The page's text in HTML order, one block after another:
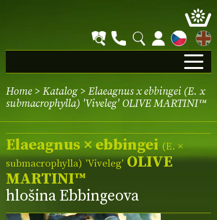
EN
Home > Katalog> Elaeagnus x ebbingei (E. x
submacrophylla) 'Viveleg' OLIVE MARTINI™
Elaeagnus × ebbingei (E. ×
submacrophylla) 'Viveleg'OLIVE
MARTINI™
hlošina Ebbingeova